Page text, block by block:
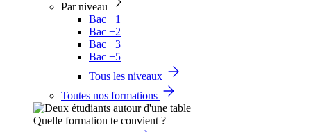
Par niveau
Bac +1
Bac +2
Bac +3
Bac +5
Tous les niveaux
Toutes nos formations
Quelle formation te convient ?